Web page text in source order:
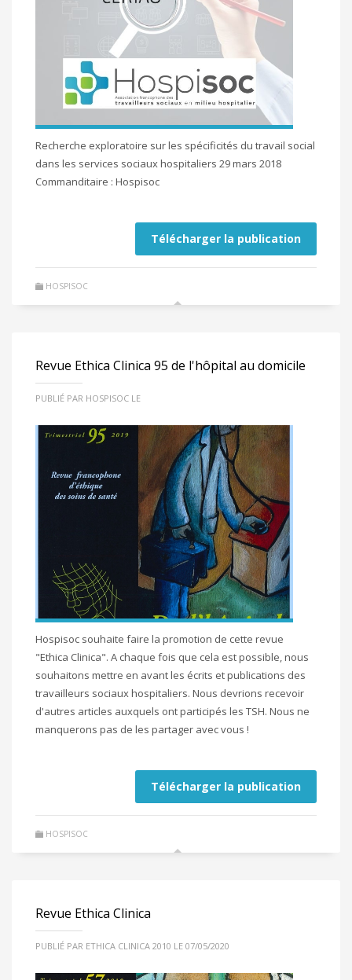
Recherche exploratoire sur les spécificités du travail social
dans les services sociaux hospitaliers 29 mars 2018
Commanditaire : Hospisoc
Télécharger la publication
HOSPISOC
Revue Ethica Clinica 95 de l'hôpital au domicile
PUBLIÉ PAR HOSPISOC LE
Hospisoc souhaite faire la promotion de cette revue
"Ethica Clinica". A chaque fois que cela est possible, nous
souhaitons mettre en avant les écrits et publications des
travailleurs sociaux hospitaliers. Nous devrions recevoir
d'autres articles auxquels ont participés les TSH. Nous ne
manquerons pas de les partager avec vous !
Télécharger la publication
HOSPISOC
Revue Ethica Clinica
PUBLIÉ PAR ETHICA CLINICA 2010 LE 07/05/2020